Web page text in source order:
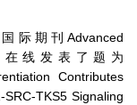
际期刊 Advanced
在线发表了题为
Contributes
TKS5 Signaling